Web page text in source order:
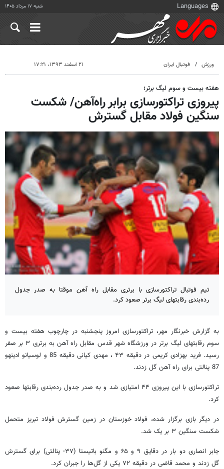
شنبه ۱۷ مرداد ۱۴۰۵
ورزش فوتبال ایران ۲۱ اسفند ۱۳۹۳، ۱۷:۲۱
هفته بیست و سوم لیگ برتر؛
پیروزی تراکتورسازی برابر راه‌آهن/ شکست
سنگین فولاد مقابل گسترش
تیم فوتبال تراکتورسازی با برتری مقابل راه آهن موقتا به صدر جدول
رده‌بندی رقابتهای لیگ برتر صعود کرد.
به گزارش خبرنگار مهر، تراکتورسازی امروز پنجشنبه در چارچوب هفته بیست و
سوم رقابتهای لیگ برتر در ورزشگاه شهر قدس مقابل راه آهن به برتری ۳ بر صفر
رسید. فرید بهزادی کریمی در دقیقه ۴۳ ، مهدی کیانی دقیقه 85 و لوسیانو ادینهو
87 پنالتی برای راه آهن گل زدند.
تراکتورسازی با این پیروزی ۴۴ امتیازی شد و به صدر جدول رده‌بندی رقابتها صعود
کرد.
در دیگر بازی برگزار شده، فولاد خوزستان در زمین گسترش فولاد تبریز متحمل
شکست سنگین ۳ بر یک شد.
جابر انصاری دو بار در دقایق ۹ و ۶۵ و مگنو باتیستا (۳۷- پنالتی) برای گسترش
گل زدند و محمد قاضی در دقیقه ۷۲ یکی از گل‌ها را جبران کرد.